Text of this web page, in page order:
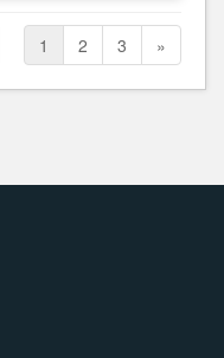
1 2 3 »